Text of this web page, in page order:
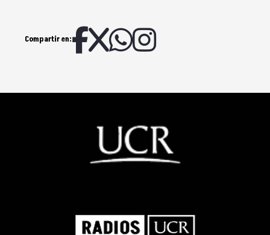
Compartir en: